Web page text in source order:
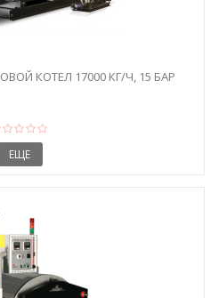
КОТЕЛ 17000 КГ/Ч, 15 БАР
ЕЩЕ